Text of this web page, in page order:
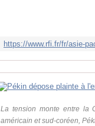
La tension monte entre la
américain et sud-coréen,